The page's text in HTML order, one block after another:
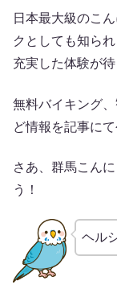
日本最大級のこ
クとしても知ら
充実した体験が
無料バイキング
ど情報を記事にて
さあ、群馬こん
う！
ヘル